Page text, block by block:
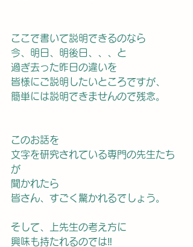
ここで書いて説明できるのなら
今、明日、明後日、、、と
過ぎ去った昨日の違いを
皆様にご説明したいところですが、
簡単には説明できませんので残念。
このお話を
文字を研究されている専門の先生たち
が
聞かれたら
皆さん、すごく驚かれるでしょう。
そして、上先生の考え方に
興味も持たれるのでは‼️